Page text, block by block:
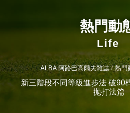
熱門動
Life
ALBA 阿路巴高爾夫雜誌 熱門
新三階段不同等級進步法 破90
拋打法篇